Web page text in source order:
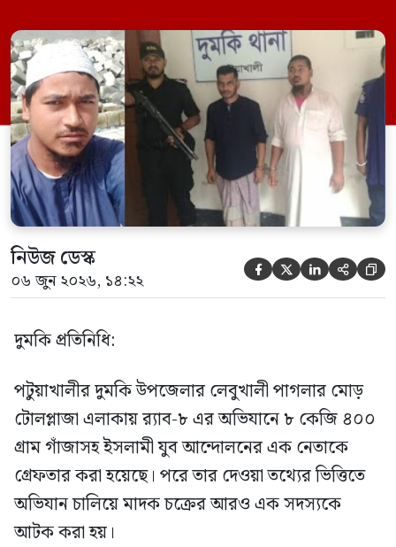
ভিত্তিতে অভিযান চালিয়ে মাদক চক্রের আরও
এক সদস্যকে আটক করা হয়। র‍্যাব ও পুলিশ
সূত্রে জানা গেছে, শুক্রবার গোপন সংবাদের
ভিত্তিতে র‍্যাব-৮, সিপিসি-১ পটুয়াখালী ক্যাম্পের
[…]
নিউজ ডেস্ক
০৬ জুন ২০২৬, ১৪:২২     
দুমকি প্রতিনিধি:
পটুয়াখালীর দুমকি উপজেলার লেবুখালী পাগলার মোড়
টোলপ্লাজা এলাকায় র‍্যাব-৮ এর অভিযানে ৮ কেজি ৪০০
গ্রাম গাঁজাসহ ইসলামী যুব আন্দোলনের এক নেতাকে
গ্রেফতার করা হয়েছে। পরে তার দেওয়া তথ্যের ভিত্তিতে
অভিযান চালিয়ে মাদক চক্রের আরও এক সদস্যকে
আটক করা হয়।